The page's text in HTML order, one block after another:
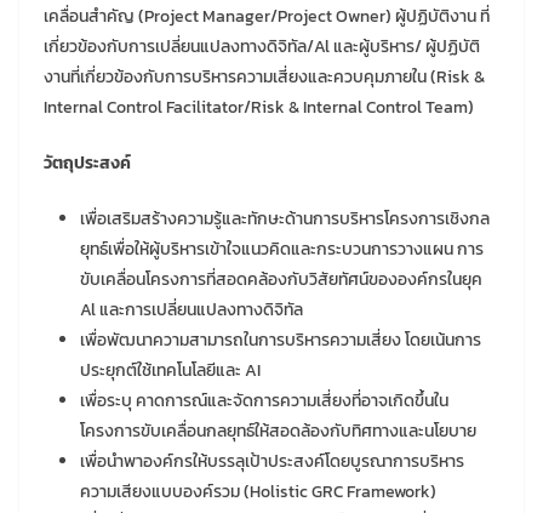
เคลื่อนสำคัญ (Project Manager/Project Owner) ผู้ปฏิบัติงาน ที่
เกี่ยวข้องกับการเปลี่ยนแปลงทางดิจิทัล/Al และผู้บริหาร/ ผู้ปฏิบัติ
งานที่เกี่ยวข้องกับการบริหารความเสี่ยงและควบคุมภายใน (Risk &
Internal Control Facilitator/Risk & Internal Control Team)
วัตถุประสงค์
เพื่อเสริมสร้างความรู้และทักษะด้านการบริหารโครงการเชิงกล
ยุทธ์เพื่อให้ผู้บริหารเข้าใจแนวคิดและกระบวนการวางแผน การ
ขับเคลื่อนโครงการที่สอดคล้องกับวิสัยทัศน์ขององค์กรในยุค
Al และการเปลี่ยนแปลงทางดิจิทัล
เพื่อพัฒนาความสามารถในการบริหารความเสี่ยง โดยเน้นการ
ประยุกต์ใช้เทคโนโลยีและ AI
เพื่อระบุ คาดการณ์และจัดการความเสี่ยงที่อาจเกิดขึ้นใน
โครงการขับเคลื่อนกลยุทธ์ให้สอดล้องกับทิศทางและนโยบาย
เพื่อนำพาองค์กรให้บรรลุเป้าประสงค์โดยบูรณาการบริหาร
ความเสียงแบบองค์รวม (Holistic GRC Framework)